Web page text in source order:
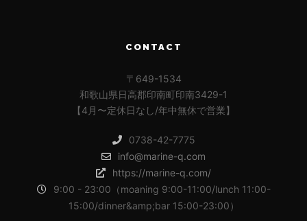
CONTACT
〒649-1534
和歌山県日高郡印南町印南3429-1
【4月〜定休日なし/年中無休で営業】
0738-42-7775
info@marine-q.com
https://marine-q.com/
9:00 - 23:00（moaning 9:00-11:00/lunch 11:00-
15:00/dinner&amp;bar 15:00-23:00）